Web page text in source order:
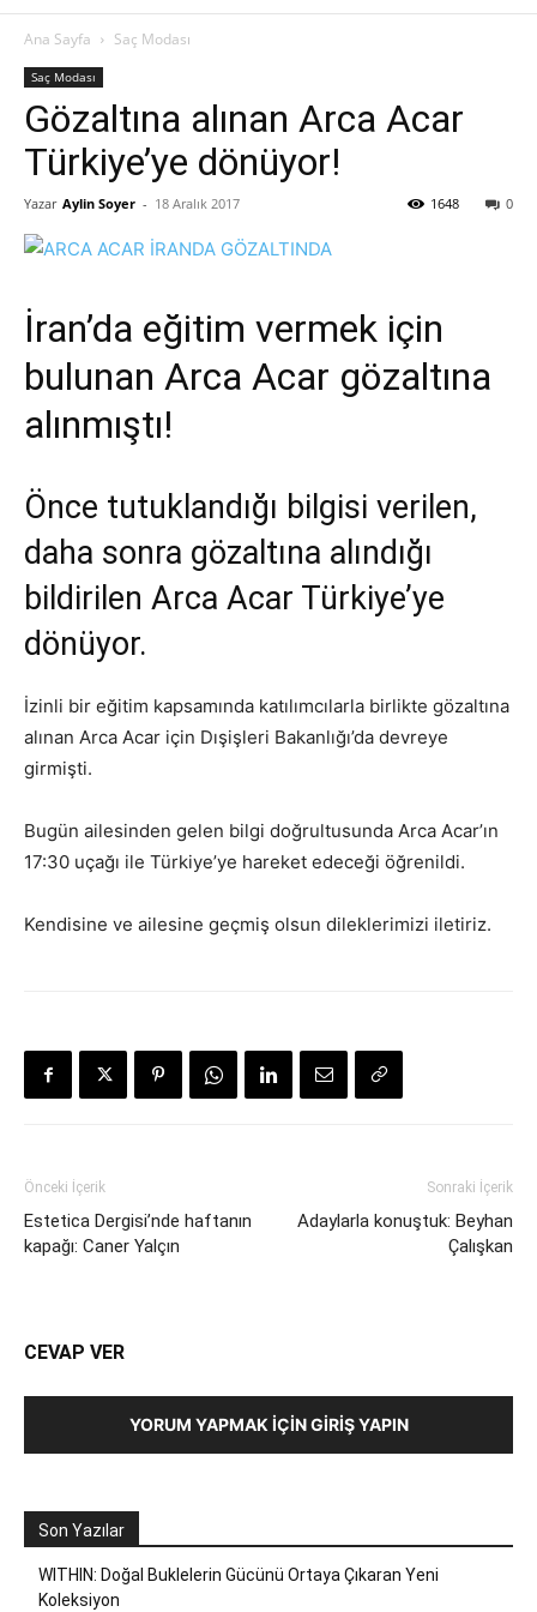
Ana Sayfa Saç Modası
Saç Modası
Gözaltına alınan Arca Acar
Türkiye’ye dönüyor!
Yazar Aylin Soyer - 18 Aralık 2017 0
1648
İran’da eğitim vermek için
bulunan Arca Acar gözaltına
alınmıştı!
Önce tutuklandığı bilgisi verilen,
daha sonra gözaltına alındığı
bildirilen Arca Acar Türkiye’ye
dönüyor.
İzinli bir eğitim kapsamında katılımcılarla birlikte gözaltına
alınan Arca Acar için Dışişleri Bakanlığı’da devreye
girmişti.
Bugün ailesinden gelen bilgi doğrultusunda Arca Acar’ın
17:30 uçağı ile Türkiye’ye hareket edeceği öğrenildi.
Kendisine ve ailesine geçmiş olsun dileklerimizi iletiriz.
Önceki İçerik
Estetica Dergisi’nde haftanın
kapağı: Caner Yalçın
Sonraki İçerik
Adaylarla konuştuk: Beyhan
Çalışkan
CEVAP VER
YORUM YAPMAK İÇIN GIRIŞ YAPIN
Son Yazılar
WITHIN: Doğal Buklelerin Gücünü Ortaya Çıkaran Yeni
Koleksiyon